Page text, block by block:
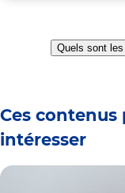
Quels sont
Ces contenus
intéresser